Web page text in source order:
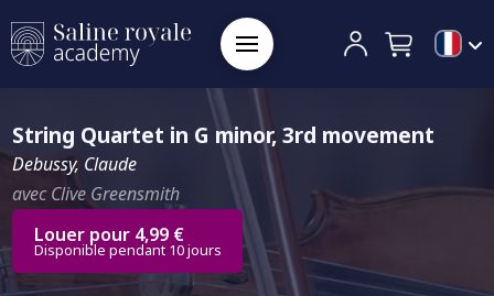
String Quartet in G minor, 3rd movement
Debussy, Claude
avec Clive Greensmith
Louer pour 4,99 €
Disponible pendant 10 jours